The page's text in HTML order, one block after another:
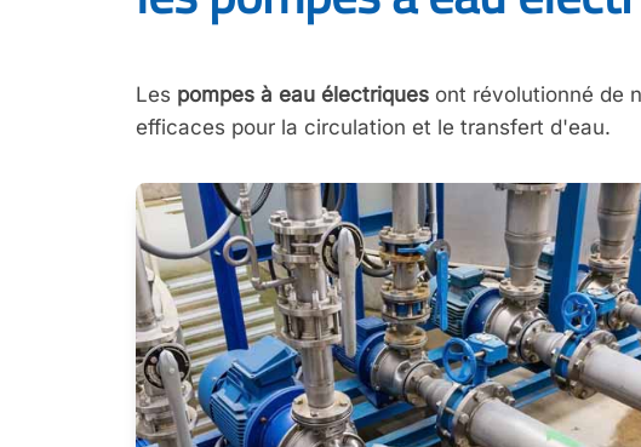
Les pompes à eau électriques ont révolutionné de
efficaces pour la circulation et le transfert d'eau.